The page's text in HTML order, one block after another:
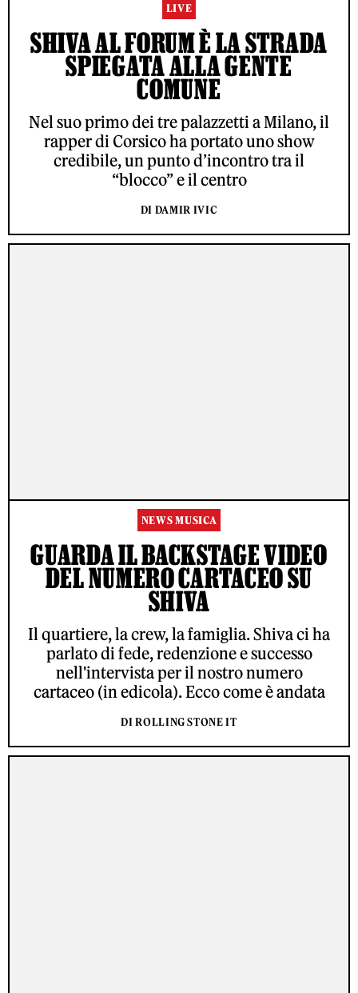
LIVE
SHIVA AL FORUM È LA STRADA
SPIEGATA ALLA GENTE
COMUNE
Nel suo primo dei tre palazzetti a Milano, il
rapper di Corsico ha portato uno show
credibile, un punto d’incontro tra il
“blocco” e il centro
DI DAMIR IVIC
NEWS MUSICA
GUARDA IL BACKSTAGE VIDEO
DEL NUMERO CARTACEO SU
SHIVA
Il quartiere, la crew, la famiglia. Shiva ci ha
parlato di fede, redenzione e successo
nell'intervista per il nostro numero
cartaceo (in edicola). Ecco come è andata
DI ROLLING STONE IT